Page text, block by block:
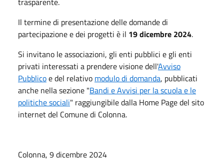
Il termine di presentazione delle domande di
partecipazione e dei progetti è il 19 dicembre 2024.
Si invitano le associazioni, gli enti pubblici e gli enti
privati interessati a prendere visione dell'Avviso
Pubblicoe del relativo modulo di domanda, pubblicati
anche nella sezione "Bandi e Avvisi per la scuola e le
politiche sociali" raggiungibile dalla Home Page del sito
internet del Comune di Colonna.
Colonna, 9 dicembre 2024